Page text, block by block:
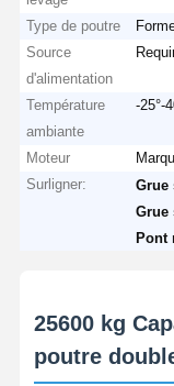
Grue
Moteur à
Hisser
Équipement de
Accessoires de
Type de poutre
Source
d'alimentation
Température
ambiante
-25°-
Moteur
Surligner:
Grue
Grue
Pont
25600 kg
poutre